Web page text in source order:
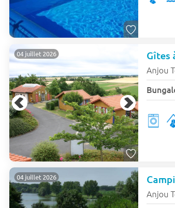
04 juillet 2026 Gîtes
Anjou
04 juillet 2026
Anjou